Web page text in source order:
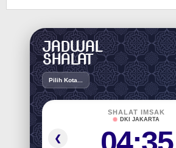
JADWAL
SHALAT
Pilih Kota...
❮
SHALAT IMSAK
DKI JAKARTA